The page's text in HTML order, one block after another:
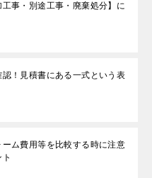
事・別途工事・廃棄処分】に
認！見積書にある一式という表
ム費用等を比較する時に注意